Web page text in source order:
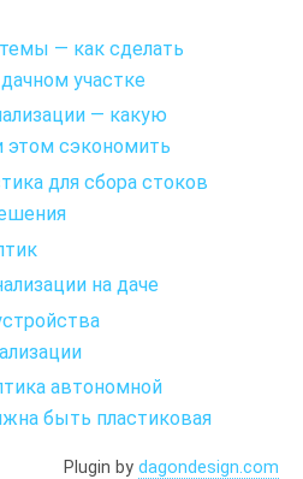
— как сделать
участке
— какую
этом сэкономить
для сбора стоков
на даче
автономной
быть пластиковая
Plugin by dagondesign.com